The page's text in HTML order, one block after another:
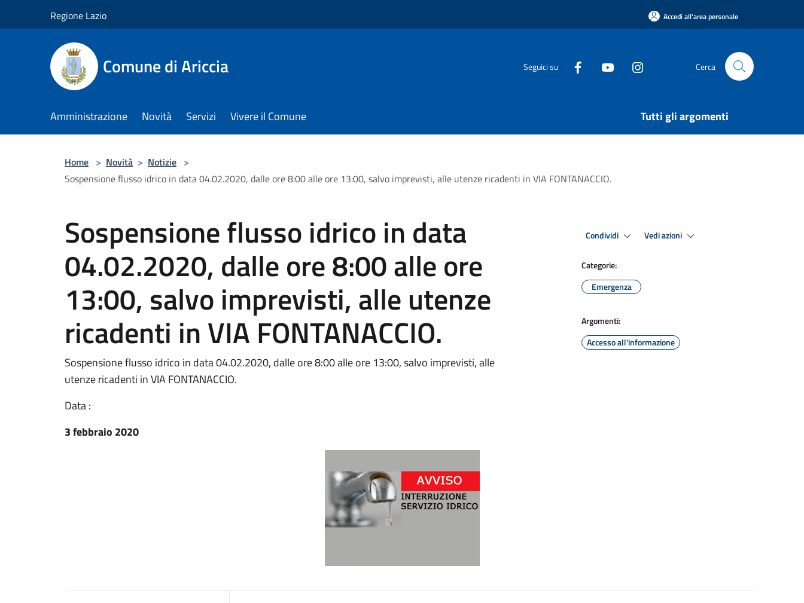
Regione Lazio Accedi all'area personale
Comune di Ariccia Seguici su Cerca
Amministrazione Novità Servizi Vivere il Comune Tutti gli argomenti
Home > Novità > Notizie >
Sospensione flusso idrico in data 04.02.2020, dalle ore 8:00 alle ore 13:00, salvo imprevisti, alle utenze ricadenti in VIA FONTANACCIO.
Sospensione flusso idrico in data
04.02.2020, dalle ore 8:00 alle ore
13:00, salvo imprevisti, alle utenze
ricadenti in VIA FONTANACCIO.
Sospensione flusso idrico in data 04.02.2020, dalle ore 8:00 alle ore 13:00, salvo imprevisti, alle
utenze ricadenti in VIA FONTANACCIO.
Data :
3 febbraio 2020
Condividi Vedi azioni
Categorie:
Emergenza
Argomenti:
Accesso all'informazione